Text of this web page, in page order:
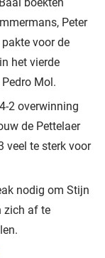
Peter
voor de
het vierde
Mol.
2 overwinning
de Pettelaer
veel te sterk voor
nodig om Stijn
zich af te